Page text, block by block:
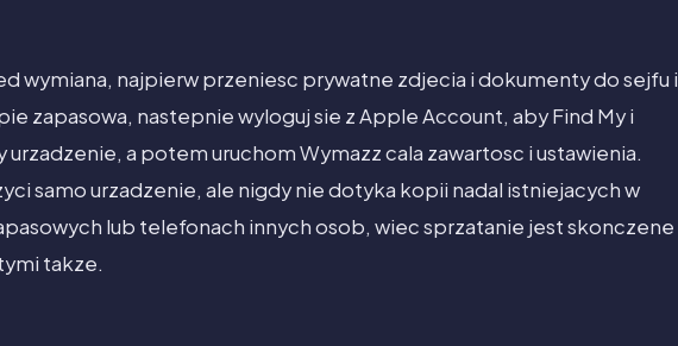
wymiana, najpierw przeniesc prywatne zdjecia i dokumenty do sejfu i
zapasowa, nastepnie wyloguj sie z Apple Account, aby Find My i
a potem uruchom Wymazz cala zawartosc i ustawienia.
samo urzadzenie, ale nigdy nie dotyka kopii nadal istniejacych w
lub telefonach innych osob, wiec sprzatanie jest skonczene
takze.